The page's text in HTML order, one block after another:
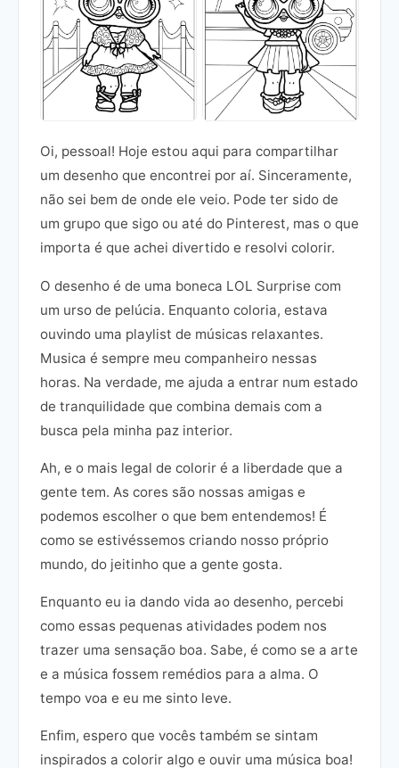
Oi, pessoal! Hoje estou aqui para compartilhar
um desenho que encontrei por aí. Sinceramente,
não sei bem de onde ele veio. Pode ter sido de
um grupo que sigo ou até do Pinterest, mas o que
importa é que achei divertido e resolvi colorir.
O desenho é de uma boneca LOL Surprise com
um urso de pelúcia. Enquanto coloria, estava
ouvindo uma playlist de músicas relaxantes.
Musica é sempre meu companheiro nessas
horas. Na verdade, me ajuda a entrar num estado
de tranquilidade que combina demais com a
busca pela minha paz interior.
Ah, e o mais legal de colorir é a liberdade que a
gente tem. As cores são nossas amigas e
podemos escolher o que bem entendemos! É
como se estivéssemos criando nosso próprio
mundo, do jeitinho que a gente gosta.
Enquanto eu ia dando vida ao desenho, percebi
como essas pequenas atividades podem nos
trazer uma sensação boa. Sabe, é como se a arte
e a música fossem remédios para a alma. O
tempo voa e eu me sinto leve.
Enfim, espero que vocês também se sintam
inspirados a colorir algo e ouvir uma música boa!